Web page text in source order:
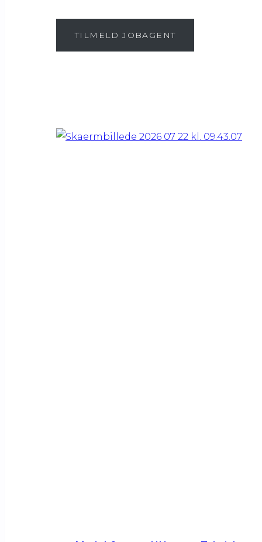
TILMELD JOBAGENT